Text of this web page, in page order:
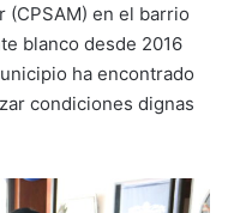
(CPSAM) en el barrio
blanco desde 2016
ha encontrado
condiciones dignas